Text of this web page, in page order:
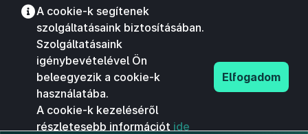
A cookie-k segítenek
szolgáltatásaink biztosításában.
Szolgáltatásaink
igénybevételével Ön
beleegyezik a cookie-k
használatába.
A cookie-k kezeléséről
részletesebb információt ide
Elfogadom